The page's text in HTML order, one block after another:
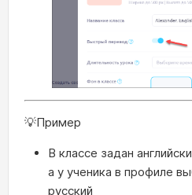
💡Пример
В классе задан
а у ученика в профиле
русский